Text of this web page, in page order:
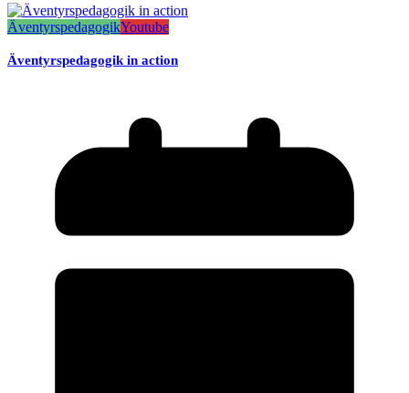
ÄventyrspedagogikYoutube
Äventyrspedagogik in action